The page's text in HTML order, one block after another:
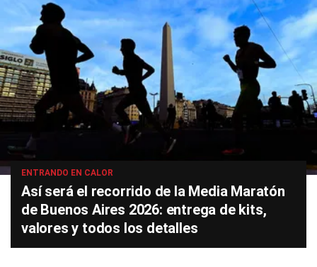
ENTRANDO EN CALOR
Así será el recorrido de la Media Maratón
de Buenos Aires 2026: entrega de kits,
valores y todos los detalles